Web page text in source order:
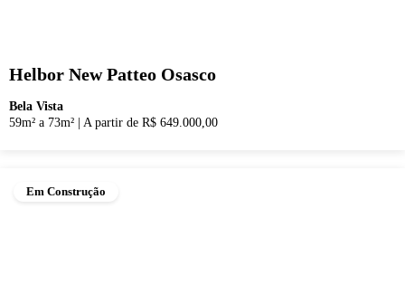
Helbor New Patteo Osasco
Bela Vista
59m² a 73m²
A partir de R$ 649.000,00
Em Construção